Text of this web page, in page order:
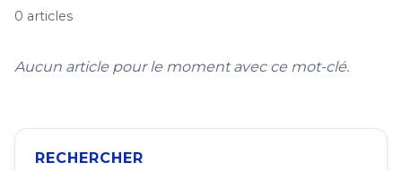
0 articles
Aucun article pour le moment avec ce mot-clé.
RECHERCHER